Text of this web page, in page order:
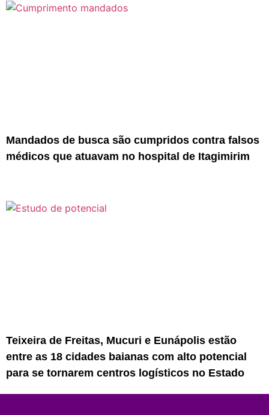
Mandados de busca são cumpridos contra falsos
médicos que atuavam no hospital de Itagimirim
Teixeira de Freitas, Mucuri e Eunápolis estão
entre as 18 cidades baianas com alto potencial
para se tornarem centros logísticos no Estado